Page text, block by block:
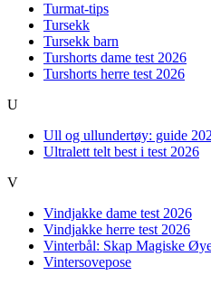
Turmat-tips
Tursekk
Tursekk barn
Turshorts dame test 2026
Turshorts herre test 2026
U
Ull og ullundertøy: guide
Ultralett telt best i test 2026
V
Vindjakke dame test 2026
Vindjakke herre test 2026
Vinterbål: Skap Magiske
Vintersovepose